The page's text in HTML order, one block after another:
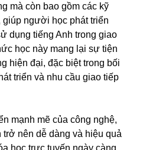
mà còn bao gồm các kỹ
giúp người học phát triển
dụng tiếng Anh trong giao
học này mang lại sự tiện
hiện đại, đặc biệt trong bối
triển và nhu cầu giao tiếp
mạnh mẽ của công nghệ,
nên dễ dàng và hiệu quả
học trực tuyến ngày càng